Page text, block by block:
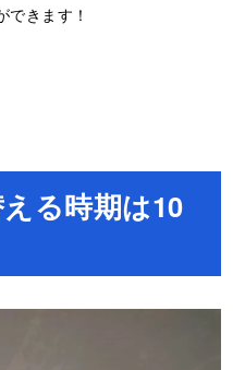
きます！
る時期は10